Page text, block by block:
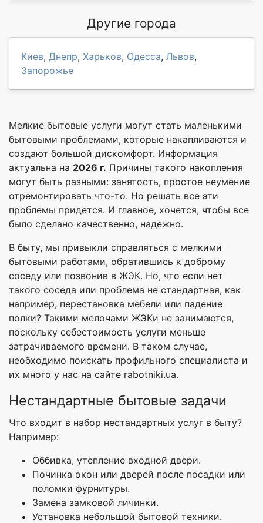
Другие города
Киев, Днепр, Харьков, Одесса, Львов,
Запорожье
Мелкие бытовые услуги могут стать маленькими
бытовыми проблемами, которые накапливаются и
создают большой дискомфорт. Информация
актуальна на 2026 г. Причины такого накопления
могут быть разными: занятость, простое неумение
отремонтировать что-то. Но решать все эти
проблемы придется. И главное, хочется, чтобы все
было сделано качественно, надежно.
В быту, мы привыкли справляться с мелкими
бытовыми работами, обратившись к доброму
соседу или позвонив в ЖЭК. Но, что если нет
такого соседа или проблема не стандартная, как
например, перестановка мебели или падение
полки? Такими мелочами ЖЭКи не занимаются,
поскольку себестоимость услуги меньше
затрачиваемого времени. В таком случае,
необходимо поискать профильного специалиста и
их много у нас на сайте rabotniki.ua.
Нестандартные бытовые задачи
Что входит в набор нестандартных услуг в быту?
Например:
Оббивка, утепление входной двери.
Починка окон или дверей после посадки или
поломки фурнитуры.
Замена замковой личинки.
Установка небольшой бытовой техники.